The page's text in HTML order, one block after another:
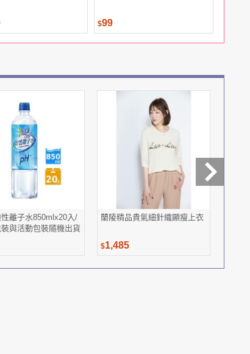
$99
離子水850mlx20入/
與活動包裝隨機出貨
)
蘭陵精品貴氣細針織顯瘦上衣
$1,485